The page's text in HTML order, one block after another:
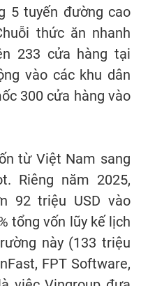
5 tuyến đường cao
thức ăn nhanh
233 cửa hàng tại
vào các khu dân
300 cửa hàng vào
từ Việt Nam sang
Riêng năm 2025,
92 triệu USD vào
tổng vốn lũy kế lịch
này (133 triệu
FPT Software,